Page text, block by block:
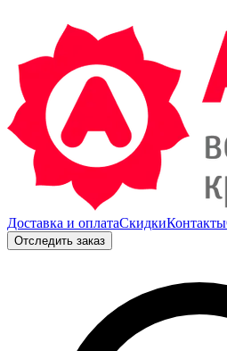
Доставка и оплатаСкидкиКонтакты
Отследить заказ